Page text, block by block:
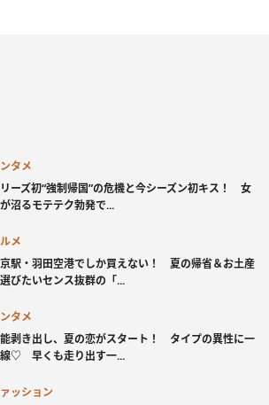
タメ
ーズ初“強制帰国”の危機と今シーズン初キス！ 女
沼るモテテク勃発で...
メ
駅・羽田空港でしか買えない！ 夏の帰省＆お土産
びたいセンス抜群の「...
タメ
剥き出し、夏の恋がスタート！ タイプの異性に一
♡ 早くも走り出す一...
ッション